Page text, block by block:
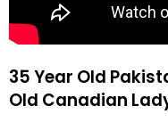
35 Year Old
Old Canadian